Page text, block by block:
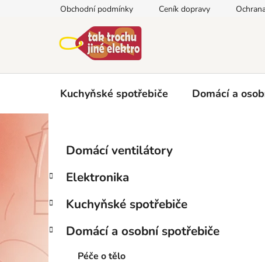
Obchodní podmínky Ceník dopravy
Kuchyňské spotřebiče Domácí a
s
r
a
n
n
Přeskočit
kategorie
e
o
r
i
Domácí ventilátory
Elektronika
Kuchyňské spotřebiče
Domácí a osobní spotřebiče
Péče o tělo